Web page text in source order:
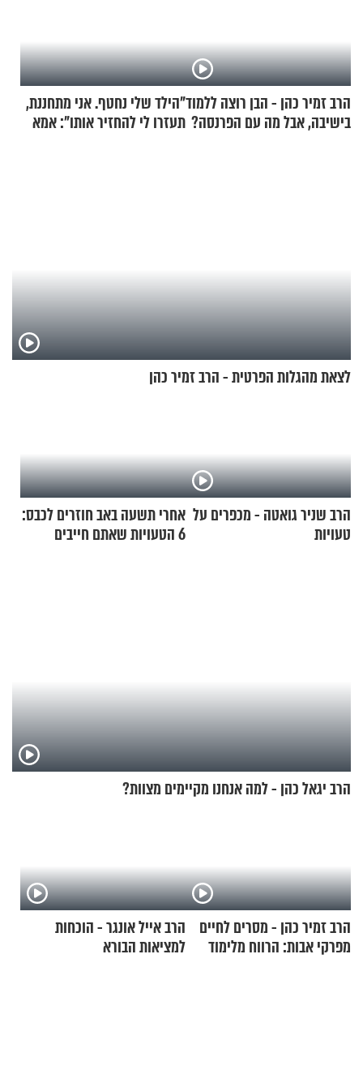
הרב זמיר כהן - הבן רוצה ללמוד
בישיבה, אבל מה עם הפרנסה?
"הילד שלי נחטף. אני מתחננת,
תעזרו לי להחזיר אותו": אמא
לצאת מהגלות הפרטית - הרב זמיר כהן
הרב שניר גואטה - מכפרים על
טעויות
אחרי תשעה באב חוזרים לכבס:
6 הטעויות שאתם חייבים
הרב יגאל כהן - למה אנחנו מקיימים מצוות?
הרב זמיר כהן - מסרים לחיים
מפרקי אבות: הרווח מלימוד
הרב אייל אונגר - הוכחות
למציאות הבורא